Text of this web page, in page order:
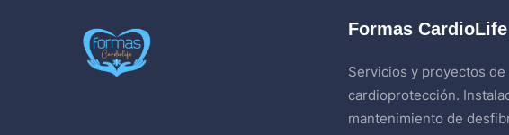
Formas CardioLife
Servicios y proyectos de
cardioprotección.
mantenimiento de